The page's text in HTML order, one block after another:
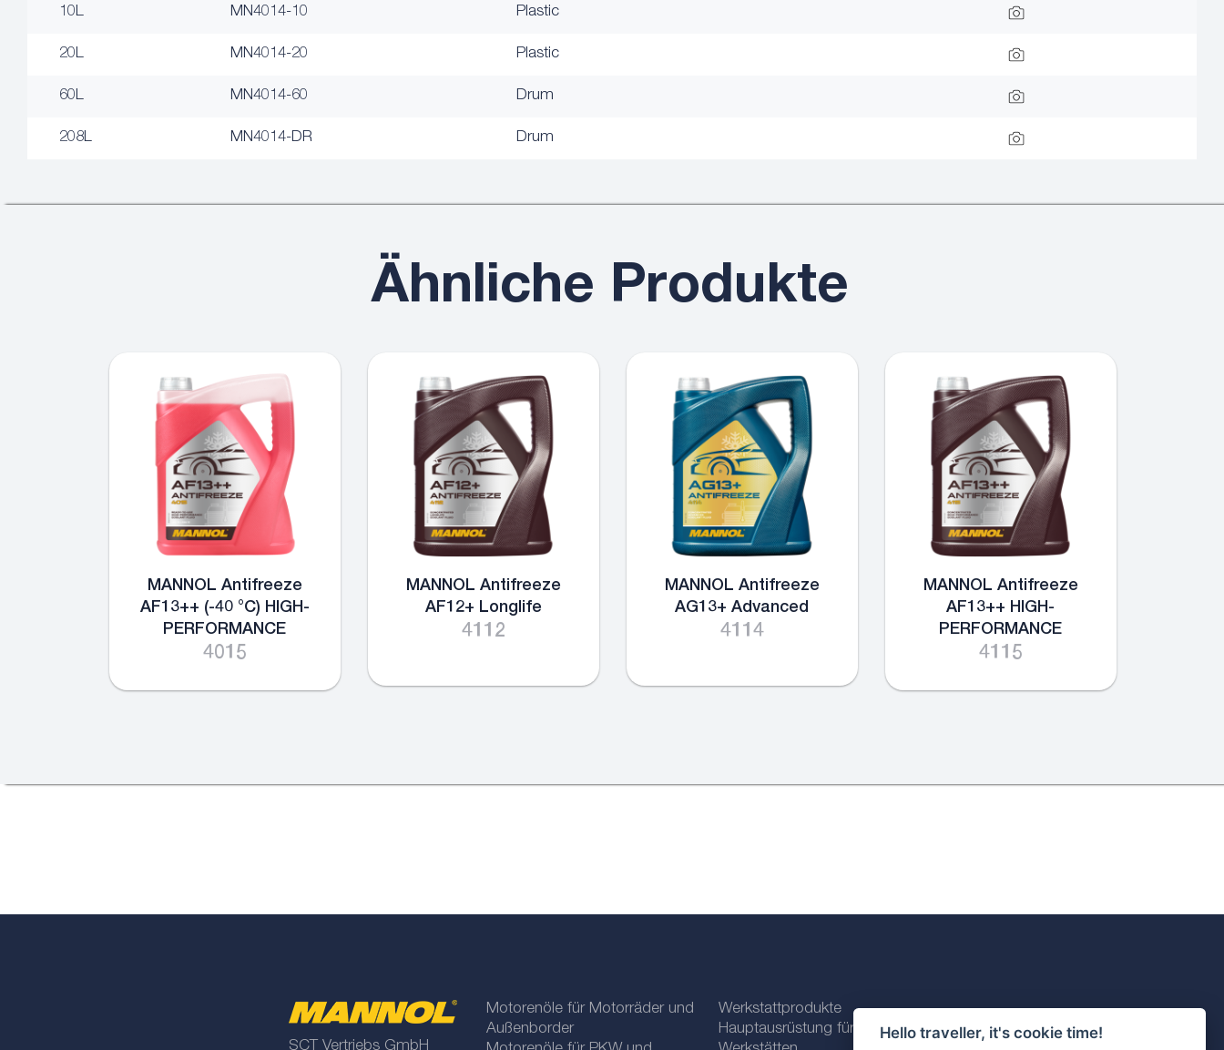
Hello traveller, it's cookie time!
10L MN4014-10 Plastic
20L MN4014-20 Plastic
60L MN4014-60 Drum
208L MN4014-DR Drum
Ähnliche Produkte
MANNOL Antifreeze
AF13++ (-40 °C) HIGH-
PERFORMANCE
4015
MANNOL Antifreeze
AF12+ Longlife
4112
MANNOL Antifreeze
AG13+ Advanced
4114
MANNOL Antifreeze
AF13++ HIGH-
PERFORMANCE
4115
SCT Vertriebs GmbH
Motorenöle für Motorräder und
Außenborder
Werkstattprodukte
Hauptausrüstung für